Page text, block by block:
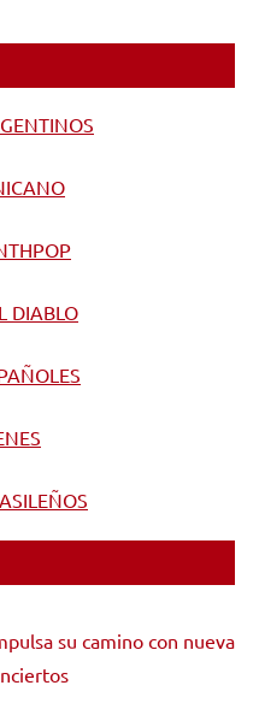
DIABLO
su camino con nueva